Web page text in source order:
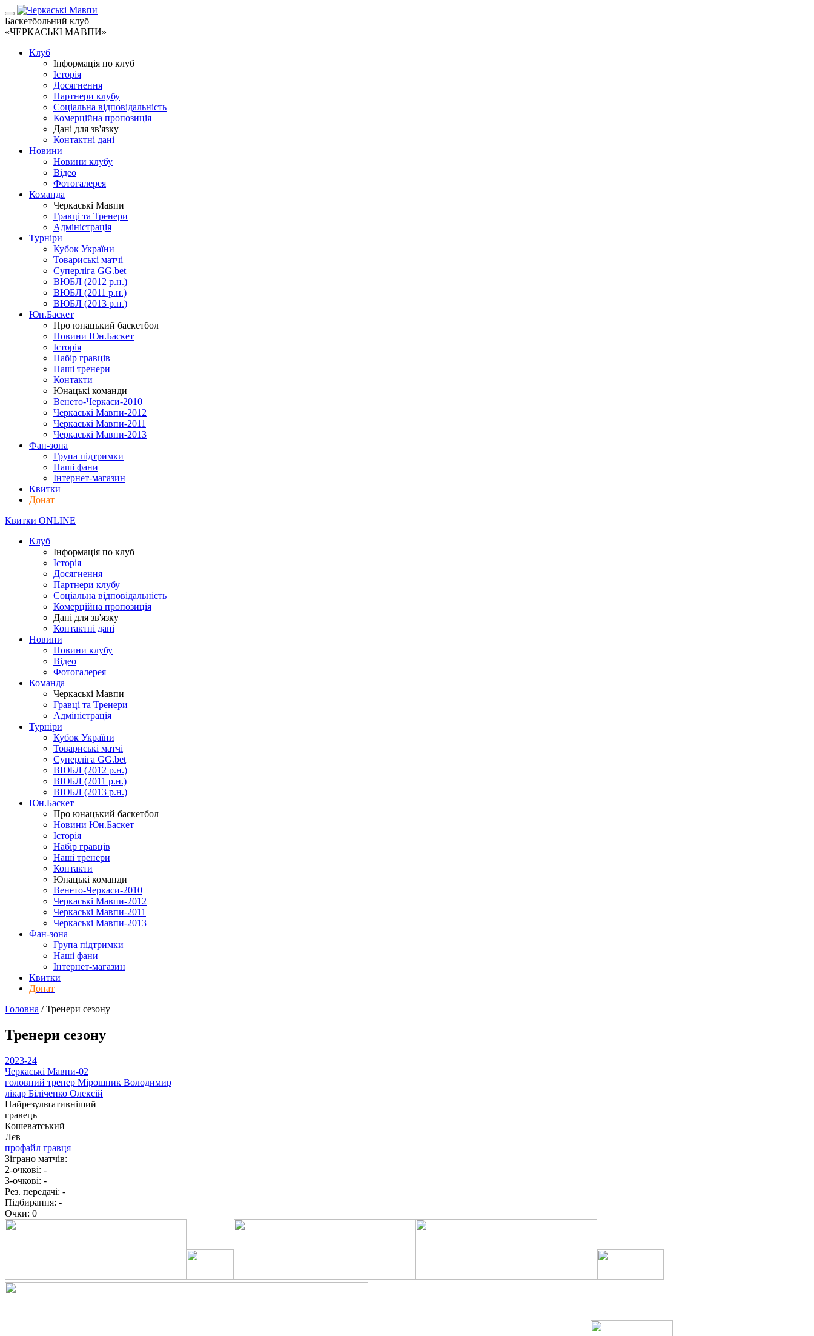
Баскетбольний клуб
«ЧЕРКАСЬКІ МАВПИ»
Клуб
Інформація по клуб
Історія
Досягнення
Партнери клубу
Соціальна відповідальність
Комерційна пропозиція
Дані для зв'язку
Контактні дані
Новини
Новини клубу
Відео
Фотогалерея
Команда
Черкаські Мавпи
Гравці та Тренери
Адміністрація
Турніри
Кубок України
Товариські матчі
Суперліга GG.bet
ВЮБЛ (2012 р.н.)
ВЮБЛ (2011 р.н.)
ВЮБЛ (2013 р.н.)
Юн.Баскет
Про юнацький баскетбол
Новини Юн.Баскет
Історія
Набір гравців
Наші тренери
Контакти
Юнацькі команди
Венето-Черкаси-2010
Черкаські Мавпи-2012
Черкаські Мавпи-2011
Черкаські Мавпи-2013
Фан-зона
Група підтримки
Наші фани
Інтернет-магазин
Квитки
Донат
Квитки ONLINE
Клуб
Інформація по клуб
Історія
Досягнення
Партнери клубу
Соціальна відповідальність
Комерційна пропозиція
Дані для зв'язку
Контактні дані
Новини
Новини клубу
Відео
Фотогалерея
Команда
Черкаські Мавпи
Гравці та Тренери
Адміністрація
Турніри
Кубок України
Товариські матчі
Суперліга GG.bet
ВЮБЛ (2012 р.н.)
ВЮБЛ (2011 р.н.)
ВЮБЛ (2013 р.н.)
Юн.Баскет
Про юнацький баскетбол
Новини Юн.Баскет
Історія
Набір гравців
Наші тренери
Контакти
Юнацькі команди
Венето-Черкаси-2010
Черкаські Мавпи-2012
Черкаські Мавпи-2011
Черкаські Мавпи-2013
Фан-зона
Група підтримки
Наші фани
Інтернет-магазин
Квитки
Донат
Головна /Тренери сезону
Тренери сезону
2023-24
Черкаські Мавпи-02
головний тренер Мірошник Володимир
лікар Біліченко Олексій
Найрезультативніший
гравець
Кошеватський
Лєв
профайл гравця
Зіграно матчів:
2-очкові: -
3-очкові: -
Рез. передачі: -
Підбирання: -
Очки: 0